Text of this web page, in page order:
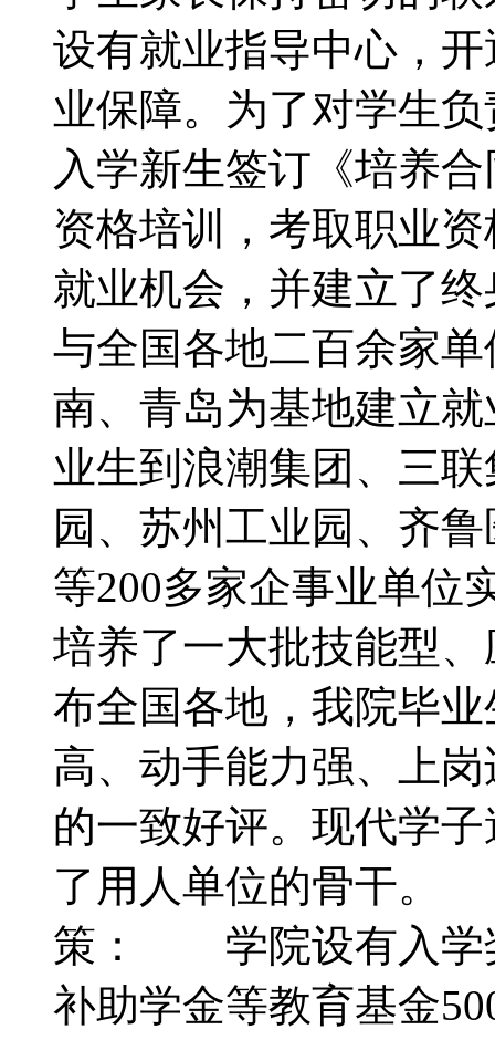
设有就业指导中心，
业保障。为了对学生
入学新生签订《培养
资格培训，考取职业
就业机会，并建立了
与全国各地二百余家
南、青岛为基地建立
业生到浪潮集团、三
园、苏州工业园、齐
等200多家企事业单位
培养了一大批技能型
布全国各地，我院毕
高、动手能力强、上
的一致好评。现代学
了用人单位的骨干
策： 学院设有入学
补助学金等教育基金